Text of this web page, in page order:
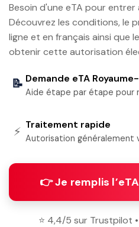
Besoin d'une eTA pour entrer
Découvrez les conditions, le
ligne et en français ainsi que
obtenir cette autorisation
📝 Demande eTA
Aide étape par étape pour
⚡ Traitement rapide
Autorisation généralement
👉 Je remplis
⭐ 4,4/5 sur Trustpilot